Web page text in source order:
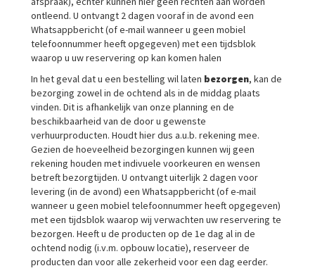
ontleend. U ontvangt 2 dagen vooraf in de avond een
Whatsappbericht (of e-mail wanneer u geen mobiel
telefoonnummer heeft opgegeven) met een tijdsblok
waarop u uw reservering op kan komen halen
In het geval dat u een bestelling wil laten bezorgen, kan de
bezorging zowel in de ochtend als in de middag plaats
vinden. Dit is afhankelijk van onze planning en de
beschikbaarheid van de door u gewenste
verhuurproducten. Houdt hier dus a.u.b. rekening mee.
Gezien de hoeveelheid bezorgingen kunnen wij geen
rekening houden met indivuele voorkeuren en wensen
betreft bezorgtijden. U ontvangt uiterlijk 2 dagen voor
levering (in de avond) een Whatsappbericht (of e-mail
wanneer u geen mobiel telefoonnummer heeft opgegeven)
met een tijdsblok waarop wij verwachten uw reservering te
bezorgen. Heeft u de producten op de 1e dag al in de
ochtend nodig (i.v.m. opbouw locatie), reserveer de
producten dan voor alle zekerheid voor een dag eerder.